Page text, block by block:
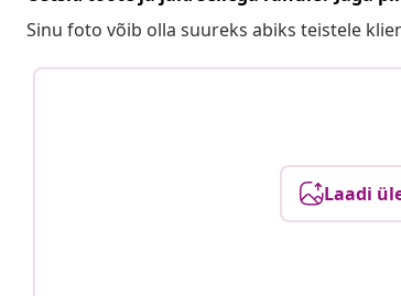
Sinu foto võib olla suureks abiks teistele
Laadi